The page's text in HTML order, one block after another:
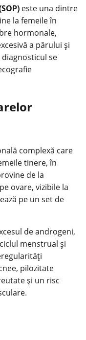
este una dintre
la femeile în
hormonale,
a părului și
se
complexă care
tinere, în
de la
ovare, vizibile la
pe un set de
de androgeni,
menstrual și
pilozitate
și un risc